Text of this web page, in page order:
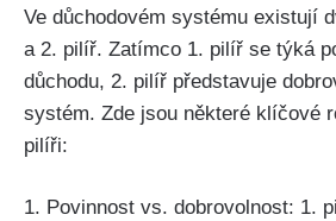
Ve důchodovém systému existují
a 2. pilíř. Zatímco 1. pilíř se týká
důchodu, 2. pilíř představuje
systém. Zde jsou některé klíčové
pilíři:
1. Povinnost vs. dobrovolnost: 1.